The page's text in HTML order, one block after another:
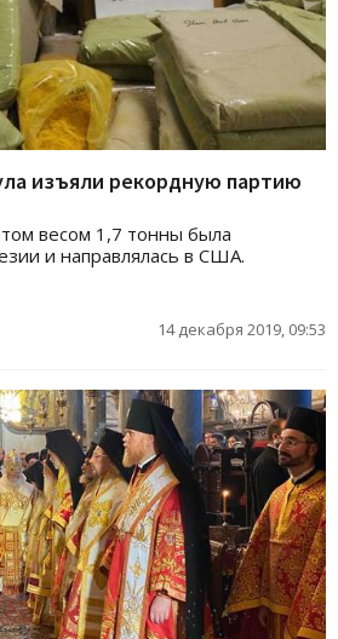
изъяли рекордную партию
весом 1,7 тонны была
и направлялась в США.
14 декабря 2019, 09:53